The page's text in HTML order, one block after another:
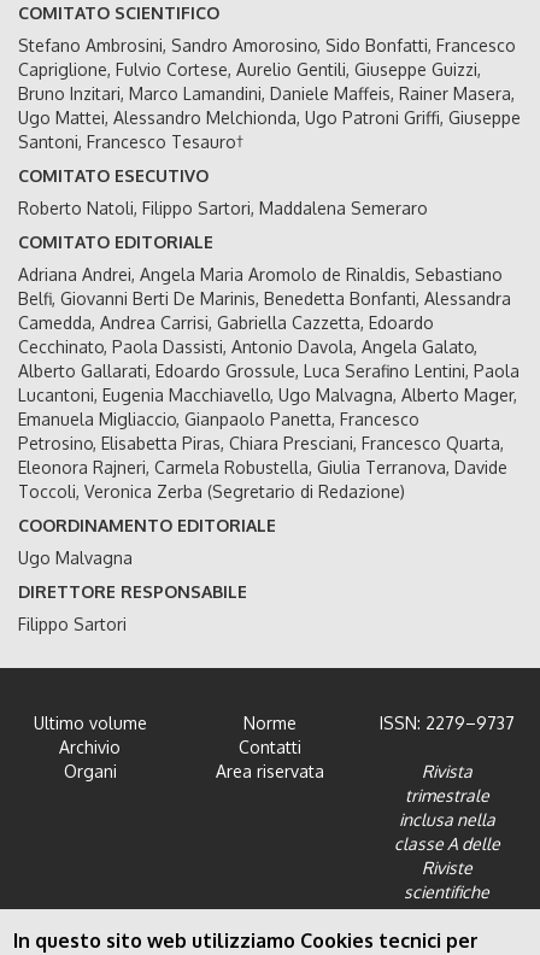
COMITATO SCIENTIFICO
Stefano Ambrosini, Sandro Amorosino, Sido Bonfatti, Francesco
Capriglione, Fulvio Cortese, Aurelio Gentili, Giuseppe Guizzi,
Bruno Inzitari, Marco Lamandini, Daniele Maffeis, Rainer Masera,
Ugo Mattei, Alessandro Melchionda, Ugo Patroni Griffi, Giuseppe
Santoni, Francesco Tesauro†
COMITATO ESECUTIVO
Roberto Natoli, Filippo Sartori, Maddalena Semeraro
COMITATO EDITORIALE
Adriana Andrei, Angela Maria Aromolo de Rinaldis, Sebastiano
Belfi, Giovanni Berti De Marinis, Benedetta Bonfanti, Alessandra
Camedda, Andrea Carrisi, Gabriella Cazzetta, Edoardo
Cecchinato, Paola Dassisti, Antonio Davola, Angela Galato,
Alberto Gallarati, Edoardo Grossule, Luca Serafino Lentini, Paola
Lucantoni, Eugenia Macchiavello, Ugo Malvagna, Alberto Mager,
Emanuela Migliaccio, Gianpaolo Panetta, Francesco
Petrosino, Elisabetta Piras, Chiara Presciani, Francesco Quarta,
Eleonora Rajneri, Carmela Robustella, Giulia Terranova, Davide
Toccoli, Veronica Zerba (Segretario di Redazione)
COORDINAMENTO EDITORIALE
Ugo Malvagna
DIRETTORE RESPONSABILE
Filippo Sartori
Ultimo volume
Archivio
Organi
Norme
Contatti
Area riservata
ISSN: 2279–9737
Rivista
trimestrale
inclusa nella
classe A delle
Riviste
scientifiche
dell'Area 12 -
Scienze giuridiche
In questo sito web utilizziamo Cookies tecnici per